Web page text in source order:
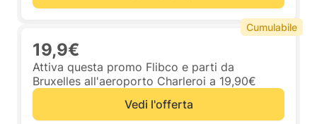
19,9€
Attiva questa promo Flibco e parti da
Bruxelles all'aeroporto Charleroi a 19,90€
Vedi l'offerta
Cumulabile